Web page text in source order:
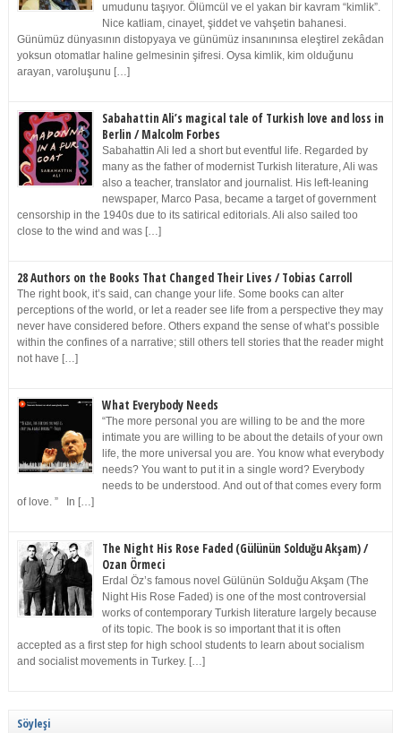
umudunu taşıyor. Ölümcül ve el yakan bir kavram “kimlik”.
Nice katliam, cinayet, şiddet ve vahşetin bahanesi.
Günümüz dünyasının distopyaya ve günümüz insanınınsa eleştirel zekâdan
yoksun otomatlar haline gelmesinin şifresi. Oysa kimlik, kim olduğunu
arayan, varoluşunu […]
Sabahattin Ali’s magical tale of Turkish love and loss in
Berlin / Malcolm Forbes
Sabahattin Ali led a short but eventful life. Regarded by
many as the father of modernist Turkish literature, Ali was
also a teacher, translator and journalist. His left-leaning
newspaper, Marco Pasa, became a target of government
censorship in the 1940s due to its satirical editorials. Ali also sailed too
close to the wind and was […]
28 Authors on the Books That Changed Their Lives / Tobias Carroll
The right book, it’s said, can change your life. Some books can alter
perceptions of the world, or let a reader see life from a perspective they may
never have considered before. Others expand the sense of what’s possible
within the confines of a narrative; still others tell stories that the reader might
not have […]
What Everybody Needs
“The more personal you are willing to be and the more
intimate you are willing to be about the details of your own
life, the more universal you are. You know what everybody
needs? You want to put it in a single word? Everybody
needs to be understood. And out of that comes every form
of love. ” In […]
The Night His Rose Faded (Gülünün Solduğu Akşam) /
Ozan Örmeci
Erdal Öz’s famous novel Gülünün Solduğu Akşam (The
Night His Rose Faded) is one of the most controversial
works of contemporary Turkish literature largely because
of its topic. The book is so important that it is often
accepted as a first step for high school students to learn about socialism
and socialist movements in Turkey. […]
Söyleşi